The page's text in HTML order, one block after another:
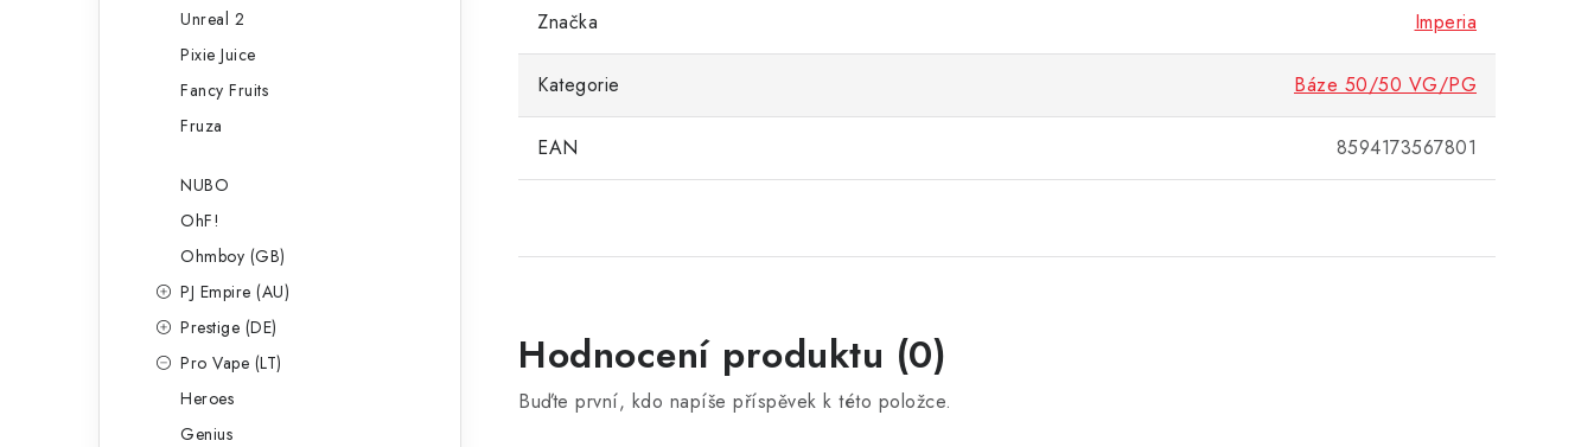
Unreal 2
Pixie Juice
Fancy Fruits
Fruza
NUBO
OhF!
Ohmboy (GB)
PJ Empire (AU)
Prestige (DE)
Pro Vape (LT)
Heroes
Genius
Značka Imperia
Kategorie Báze 50/50 VG/PG
EAN 8594173567801
Hodnocení produktu (0)
Buďte první, kdo napíše příspěvek k této položce.